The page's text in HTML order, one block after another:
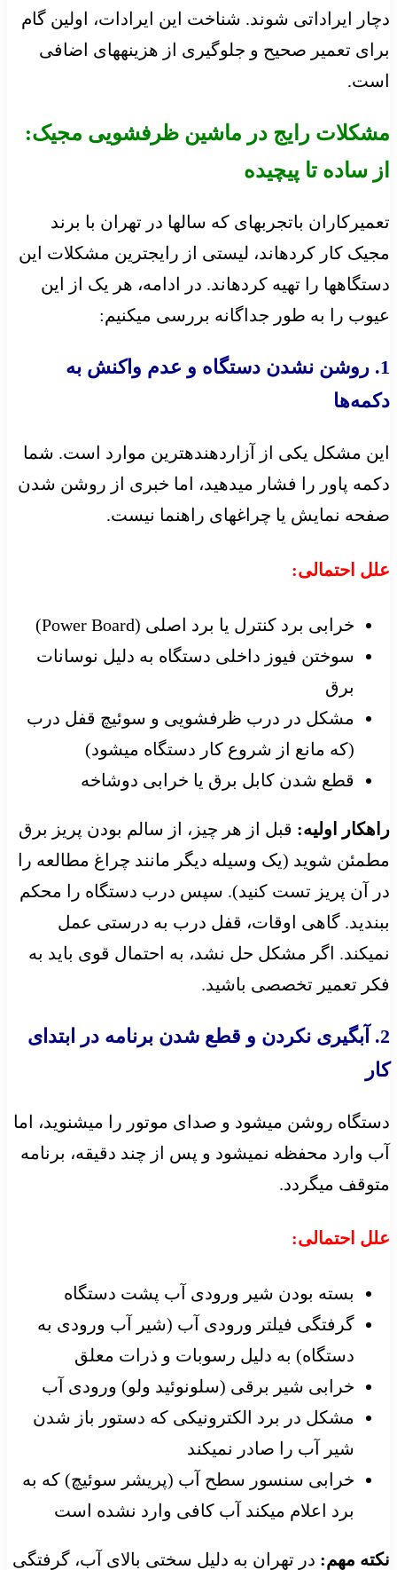
دچار ایراداتی شوند. شناخت این ایرادات، اولین گام
برای تعمیر صحیح و جلوگیری از هزینههای اضافی
است.
مشکلات رایج در ماشین ظرفشویی مجیک:
از ساده تا پیچیده
تعمیرکاران باتجربهای که سالها در تهران با برند
مجیک کار کردهاند، لیستی از رایجترین مشکلات این
دستگاهها را تهیه کردهاند. در ادامه، هر یک از این
عیوب را به طور جداگانه بررسی میکنیم:
1. روشن نشدن دستگاه و عدم واکنش به
دکمه‌ها
این مشکل یکی از آزاردهندهترین موارد است. شما
دکمه پاور را فشار میدهید، اما خبری از روشن شدن
صفحه نمایش یا چراغهای راهنما نیست.
علل احتمالی:
خرابی برد کنترل یا برد اصلی (Power Board)
سوختن فیوز داخلی دستگاه به دلیل نوسانات
برق
مشکل در درب ظرفشویی و سوئیچ قفل درب
(که مانع از شروع کار دستگاه میشود)
قطع شدن کابل برق یا خرابی دوشاخه
راهکار اولیه: قبل از هر چیز، از سالم بودن پریز برق
مطمئن شوید (یک وسیله دیگر مانند چراغ مطالعه را
در آن پریز تست کنید). سپس درب دستگاه را محکم
ببندید. گاهی اوقات، قفل درب به درستی عمل
نمیکند. اگر مشکل حل نشد، به احتمال قوی باید به
فکر تعمیر تخصصی باشید.
2. آبگیری نکردن و قطع شدن برنامه در ابتدای
کار
دستگاه روشن میشود و صدای موتور را میشنوید، اما
آب وارد محفظه نمیشود و پس از چند دقیقه، برنامه
متوقف میگردد.
علل احتمالی:
بسته بودن شیر ورودی آب پشت دستگاه
گرفتگی فیلتر ورودی آب (شیر آب ورودی به
دستگاه) به دلیل رسوبات و ذرات معلق
خرابی شیر برقی (سلونوئید ولو) ورودی آب
مشکل در برد الکترونیکی که دستور باز شدن
شیر آب را صادر نمیکند
خرابی سنسور سطح آب (پریشر سوئیچ) که به
برد اعلام میکند آب کافی وارد نشده است
نکته مهم: در تهران به دلیل سختی بالای آب، گرفتگی